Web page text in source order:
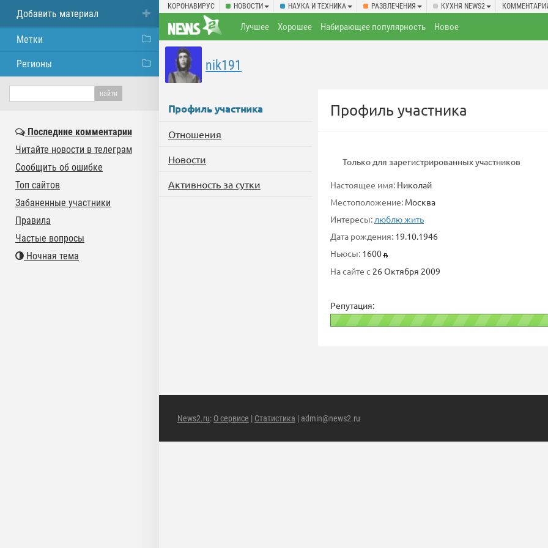
КОРОНАВИРУС НОВОСТИ НАУКА И ТЕХНИКА РАЗВЛЕЧЕНИЯ КУХНЯ NEWS2
Лучшее Хорошее Набирающее популярность Новое
nik191
Профиль участника
Отношения
Новости
Активность за сутки
Профиль участника
Только для зарегистрированных участников
Настоящее имя: Николай
Местоположение: Москва
Интересы: люблю жить
Дата рождения: 19.10.1946
Ньюсы: 1600
На сайте с 26 Октября 2009
Репутация:
News2.ru: О сервисе | Статистика | admin@news2.ru
Добавить материал
Метки
Регионы
Последние комментарии
Читайте новости в телеграм
Сообщить об ошибке
Топ сайтов
Забаненные участники
Правила
Частые вопросы
Ночная тема